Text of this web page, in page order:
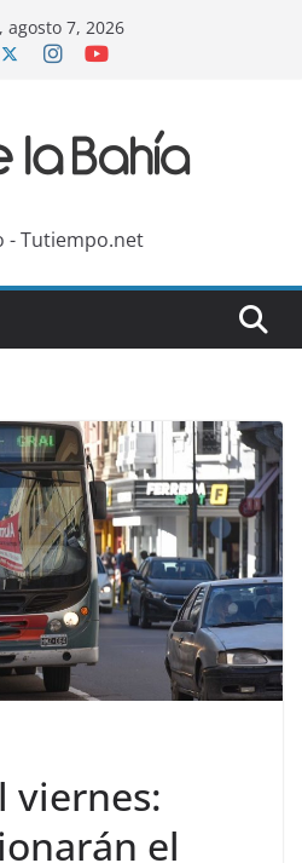
agosto 7, 2026
- Tutiempo.net
viernes:
el